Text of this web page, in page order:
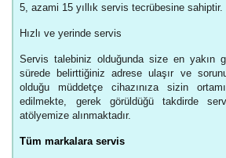
5, azami 15 yıllık servis tecrübesine sahiptir.
Hızlı ve yerinde servis
Servis talebiniz olduğunda size en yakın
sürede belirttiğiniz adrese ulaşır ve
olduğu müddetçe cihazınıza sizin
edilmekte, gerek görüldüğü takdirde
atölyemize alınmaktadır.
Tüm markalara servis